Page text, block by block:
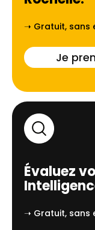
➝ Gratuit, sans
Je
Évaluez
➝ Gratuit, sans